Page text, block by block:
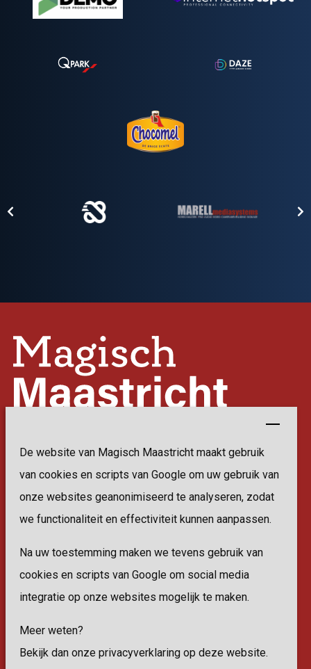
De website van Magisch Maastricht maakt gebruik
van cookies en scripts van Google om uw gebruik van
onze websites geanonimiseerd te analyseren, zodat
we functionaliteit en effectiviteit kunnen aanpassen.
Na uw toestemming maken we tevens gebruik van
cookies en scripts van Google om social media
integratie op onze websites mogelijk te maken.
Meer weten?
Bekijk dan onze privacyverklaring op deze website.
Locatie
Vrijthof
Entree
Zondag t/m donderdag van 10.00 - 00.00 uur
Vrijdag en zaterdag van 10.00 - 01.00 uur